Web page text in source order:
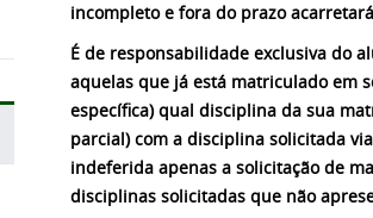
incompleto e fora do prazo
É de responsabilidade exclusiva do
aquelas que já está matriculado em
específica) qual disciplina da sua
parcial) com a disciplina solicitada
indeferida apenas a solicitação de
disciplinas solicitadas que não